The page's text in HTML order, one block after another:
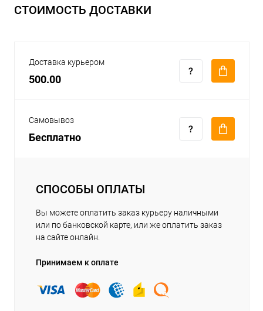
СТОИМОСТЬ ДОСТАВКИ
Доставка курьером
500.00
Самовывоз
Бесплатно
СПОСОБЫ ОПЛАТЫ
Вы можете оплатить заказ курьеру наличными
или по банковской карте, или же оплатить заказ
на сайте онлайн.
Принимаем к оплате